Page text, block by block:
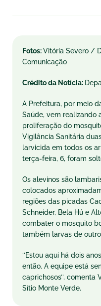
Fotos:Vitória Severo /
Comunicação
Crédito da Notícia:
A Prefeitura, por meio
Saúde, vem realizando
proliferação do
Vigilância Sanitária
larvicida em todos os
terça-feira, 6, foram
Os alevinos são
colocados
regiões das picadas
Schneider, Bela Hú e
combater o mosquito
também larvas de
‘’Estou aqui há dois
então. A equipe está
caprichosos’’,
Sítio Monte Verde.